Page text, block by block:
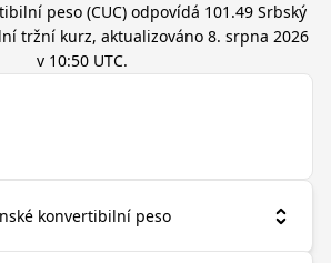
peso (CUC) odpovídá 101.49 Srbský
tržní kurz, aktualizováno 8. srpna 2026
v 10:50 UTC.
konvertibilní peso